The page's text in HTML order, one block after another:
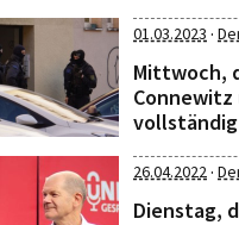
01.03.2023 ·
Mittwoch,
Connewitz
26.04.2022·
Dienstag,